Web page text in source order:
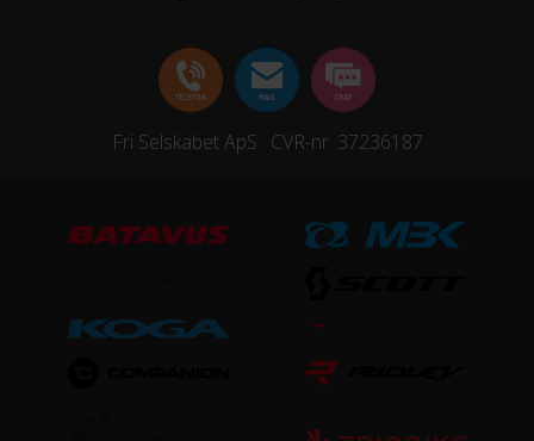
Stelmateriale
Steltype
Fri Selskabet ApS · CVR-nr. 37236187